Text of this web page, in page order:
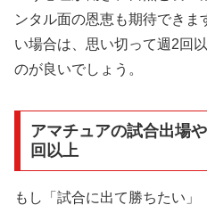
ンタル面の恩恵も期待できま
い場合は、思い切って週2回
のが良いでしょう。
アマチュアの試合出場
回以上
もし「試合に出て勝ちたい